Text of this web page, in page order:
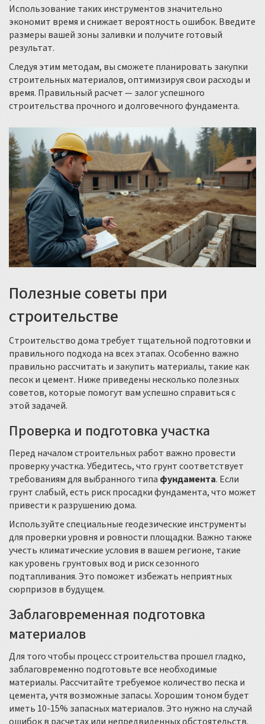
Использование таких инструментов значительно
экономит время и снижает вероятность ошибок. Введите
размеры вашей зоны заливки и получите готовый
результат.
Следуя этим методам, вы сможете планировать закупки
строительных материалов, оптимизируя свои расходы и
время. Правильный расчет — залог успешного
строительства прочного и долговечного фундамента.
Полезные советы при
строительстве
Строительство дома требует тщательной подготовки и
правильного подхода на всех этапах. Особенно важно
правильно рассчитать и закупить материалы, такие как
песок и цемент. Ниже приведены несколько полезных
советов, которые помогут вам успешно справиться с
этой задачей.
Проверка и подготовка участка
Перед началом строительных работ важно провести
проверку участка. Убедитесь, что грунт соответствует
требованиям для выбранного типафундамента. Если
грунт слабый, есть риск просадки фундамента, что может
привести к разрушению дома.
Используйте специальные геодезические инструменты
для проверки уровня и ровности площадки. Важно также
учесть климатические условия в вашем регионе, такие
как уровень грунтовых вод и риск сезонного
подтапливания. Это поможет избежать неприятных
сюрпризов в будущем.
Заблаговременная подготовка
материалов
Для того чтобы процесс строительства прошел гладко,
заблаговременно подготовьте все необходимые
материалы. Рассчитайте требуемое количество песка и
цемента, учтя возможные запасы. Хорошим тоном будет
иметь 10-15% запасных материалов. Это нужно на случай
ошибок в расчетах или непредвиденных обстоятельств.